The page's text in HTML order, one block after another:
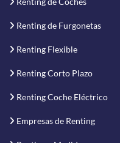
Renting de Furgonetas
Renting Flexible
Renting Corto Plazo
Renting Coche Eléctrico
Empresas de Renting